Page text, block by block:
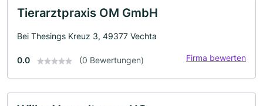
Tierarztpraxis OM GmbH
Bei Thesings Kreuz 3, 49377 Vechta
0.0 (0 Bewertungen) Firma bewerten